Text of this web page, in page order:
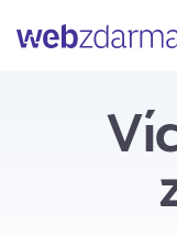
Webzdarma